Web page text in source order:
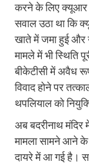
करने के लिए क्यूआर
सवाल उठा था कि
खाते में जमा हुई और
मामले में भी स्थिति
बीकेटीसी में अवैध
विवाद होने पर
थपलियाल को
अब बदरीनाथ मंदिर
मामला सामने आने के
दायरे में आ गई है।